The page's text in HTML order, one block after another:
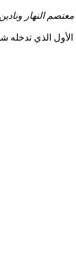
الذي تدخله